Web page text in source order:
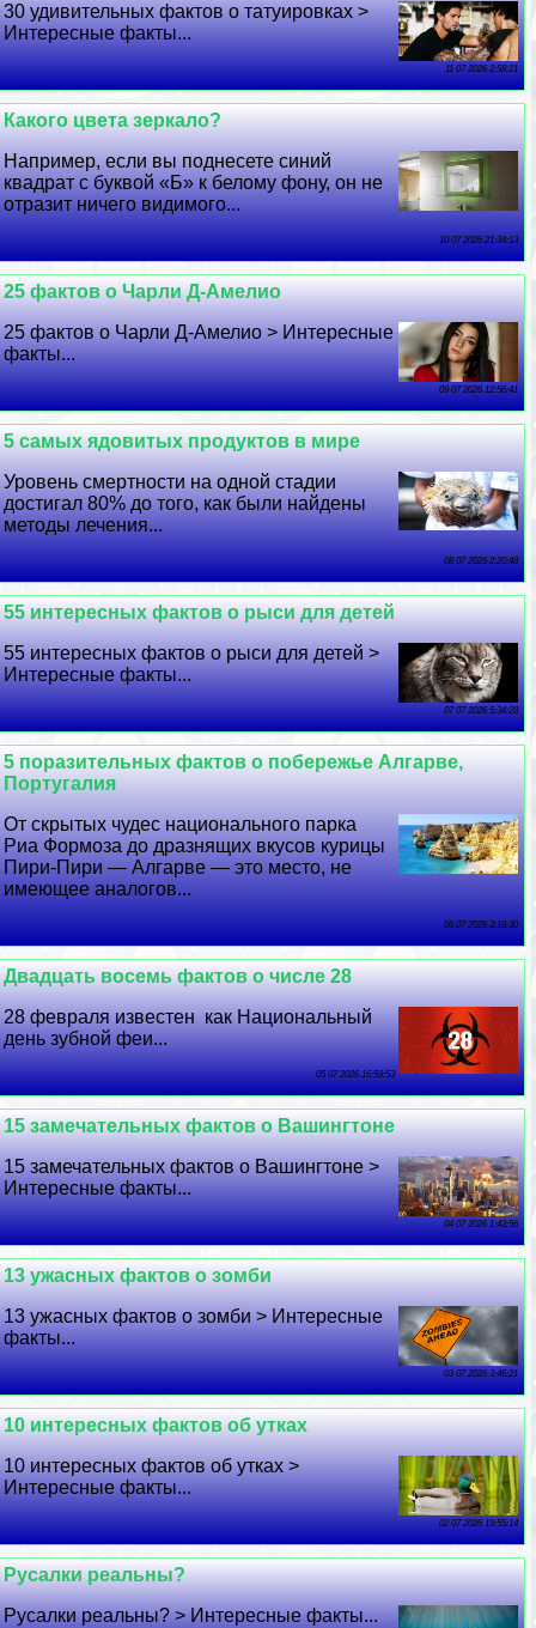
30 удивительных фактов о татуировках >
Интересные факты...
11 07 2026 2:58:21
Какого цвета зеркало?
Например, если вы поднесете синий
квадрат с буквой «Б» к белому фону, он не
отразит ничего видимого...
10 07 2026 21:34:13
25 фактов о Чарли Д-Амелио
25 фактов о Чарли Д-Амелио > Интересные
факты...
09 07 2026 12:56:41
5 самых ядовитых продуктов в мире
Уровень cмepтности на одной стадии
достигал 80% до того, как были найдены
методы лечения...
08 07 2026 2:20:48
55 интересных фактов о рыси для детей
55 интересных фактов о рыси для детей >
Интересные факты...
07 07 2026 5:34:28
5 поразительных фактов о побережье Алгарве,
Португалия
От скрытых чудес национального парка
Риа Формоза до дразнящих вкусов курицы
Пири-Пири — Алгарве — это место, не
имеющее аналогов...
06 07 2026 3:18:30
Двадцать восемь фактов о числе 28
28 февраля известен как Национальный
день зубной феи...
05 07 2026 16:59:53
15 замечательных фактов о Вашингтоне
15 замечательных фактов о Вашингтоне >
Интересные факты...
04 07 2026 1:43:56
13 ужасных фактов о зомби
13 ужасных фактов о зомби > Интересные
факты...
03 07 2026 3:46:21
10 интересных фактов об утках
10 интересных фактов об утках >
Интересные факты...
02 07 2026 19:55:14
Русалки реальны?
Русалки реальны? > Интересные факты...